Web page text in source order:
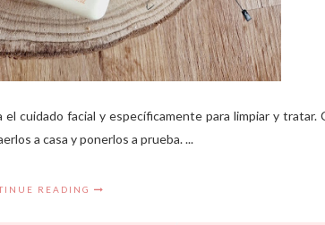
cuidado facial y específicamente para limpiar y tratar.
a casa y ponerlos a prueba. ...
READING